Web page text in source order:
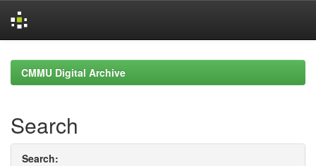
navigationCMMU Digital Archive
Search
Search: